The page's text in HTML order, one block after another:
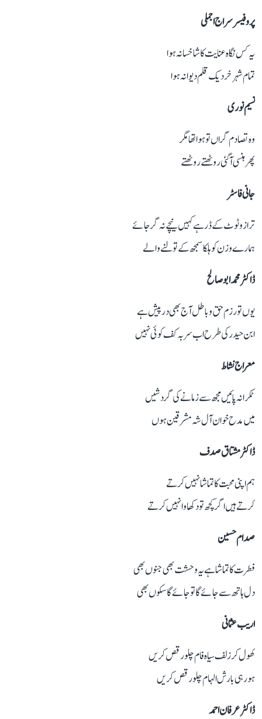
پروفیسر سراج اجملی
یہ کس نگاہ عنایت کا شاخسانہ ہوا
تمام شہر خرد یک قلم دیوانہ ہوا
نسیم نوری
وہ تصادم گراں تو ہوا تھا مگر
پھر ہنسی آگئی روٹھتے روٹھتے
جانی فاسٹر
ترازو ٹوٹ کے ڈر ہے کہیں نیچے نہ گر جائے
ہمارے وزن کو ہلکا سمجھ کے تولنے والے
ڈاکٹر محمد ابو صالح
یوں تو رزم حق و باطل آج بھی درپیش ہے
ابن حیدر کی طرح اب سربہ کف کوئی نہیں
معراج نشاط
ٹکرا نہ پائیں مجھ سے زمانے کی گردشیں
میں مدح خوان آل شہ مشرقین ہوں
ڈاکٹر مشتاق صدف
ہم اپنی محبت کا تماشا نہیں کرتے
کرتے ہیں اگر کچھ تو دکھاوا نہیں کرتے
صدام حسین
فطرت کا تماشا ہے یہ وحشت بھی جنوں بھی
دل ہاتھ سے جائے گا تو جائے گا سکوں بھی
اریب عثمانی
کھول کر زلف سیاہ فام چلو رقص کریں
ہو رہی بارش الہام چلو رقص کریں
ڈاکٹر عرفان احمد